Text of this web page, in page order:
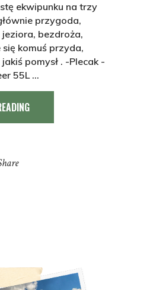
ekwipunku na trzy
przygoda,
bezdroża,
komuś przyda,
pomysł . -Plecak -
55L